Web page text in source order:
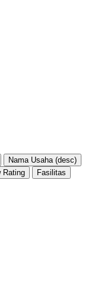
Nama Usaha (desc)
Rating
Fasilitas